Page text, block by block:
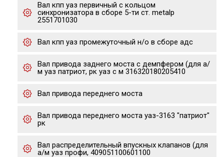
Вал кпп уаз первичный с кольцом
синхронизатора в сборе 5-ти ст. metalp
2551701030
Вал кпп уаз промежуточный н/о в сборе адс
Вал привода заднего моста с демпфером (для а/
м уаз патриот, рк уаз с м 316320180205410
Вал привода переднего моста
Вал привода переднего моста уаз-3163 "патриот"
рк
Вал распределительный впускных клапанов (для
а/м уаз профи, 409051100601100